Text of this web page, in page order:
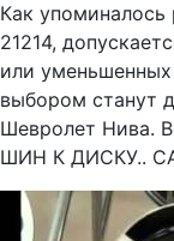
Как упоминалось
21214,
или
выбором станут
Шевролет Нива.
ШИН К ДИСКУ..